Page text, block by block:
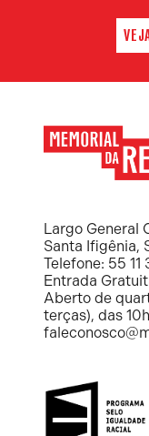
Resistência
Largo General
Santa Ifigênia,
Telefone: 55
Entrada
Aberto de
terças), das